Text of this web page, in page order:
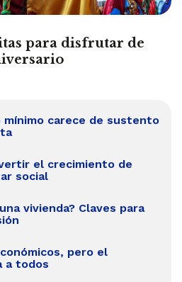
para disfrutar de
carece de sustento
el crecimiento de
social
vivienda? Claves para
pero el
a todos